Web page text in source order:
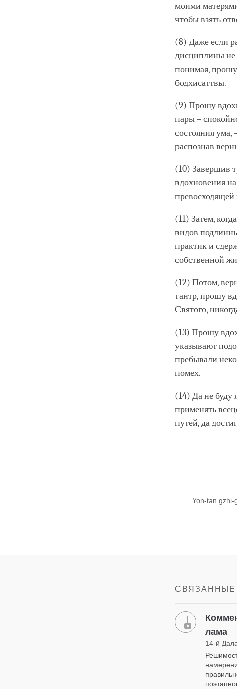
моими
чтобы взять
(8) Даже если
дисциплины не
понимая,
бодхисаттвы.
(9) Прошу
пары –
состояния ума,
распознав
(10) Завершив
вдохновения
превосходящей
(11) Затем,
видов
практик и
собственной
(12) Потом,
тантр, прошу
Святого,
(13) Прошу
указывают
пребывали
помех.
(14) Да не буду
применять
путей, да
Yon-tan gzhi-
СВЯЗАННЫЕ
лама
14-й